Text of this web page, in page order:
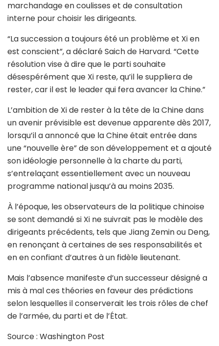
marchandage en coulisses et de consultation
interne pour choisir les dirigeants.
“La succession a toujours été un problème et Xi en
est conscient”, a déclaré Saich de Harvard. “Cette
résolution vise à dire que le parti souhaite
désespérément que Xi reste, qu’il le suppliera de
rester, car il est le leader qui fera avancer la Chine.”
L’ambition de Xi de rester à la tête de la Chine dans
un avenir prévisible est devenue apparente dès 2017,
lorsqu’il a annoncé que la Chine était entrée dans
une “nouvelle ère” de son développement et a ajouté
son idéologie personnelle à la charte du parti,
s’entrelaçant essentiellement avec un nouveau
programme national jusqu’à au moins 2035.
À l’époque, les observateurs de la politique chinoise
se sont demandé si Xi ne suivrait pas le modèle des
dirigeants précédents, tels que Jiang Zemin ou Deng,
en renonçant à certaines de ses responsabilités et
en en confiant d’autres à un fidèle lieutenant.
Mais l’absence manifeste d’un successeur désigné a
mis à mal ces théories en faveur des prédictions
selon lesquelles il conserverait les trois rôles de chef
de l’armée, du parti et de l’État.
Source : Washington Post